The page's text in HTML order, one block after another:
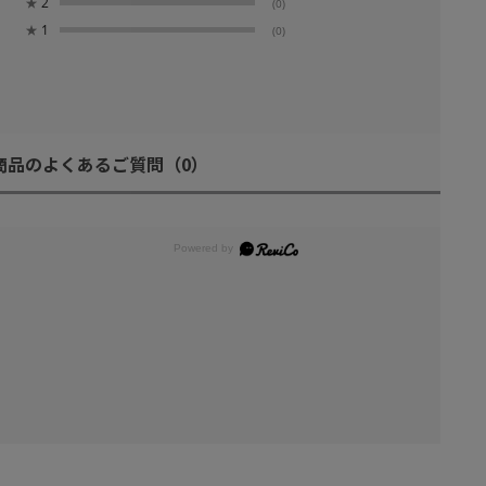
★ 1 (0)
品のよくあるご質問 （0）